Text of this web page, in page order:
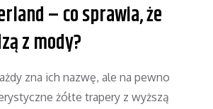
– co sprawia, że
z mody?
zna ich nazwę, ale na pewno
żółte trapery z wyższą